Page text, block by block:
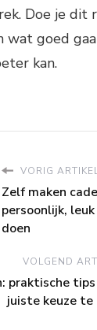
Doe je dit
wat goed
kan.
VORIG
Zelf maken
persoonlijk,
doen
VOLGEND
praktische
juiste keuze te